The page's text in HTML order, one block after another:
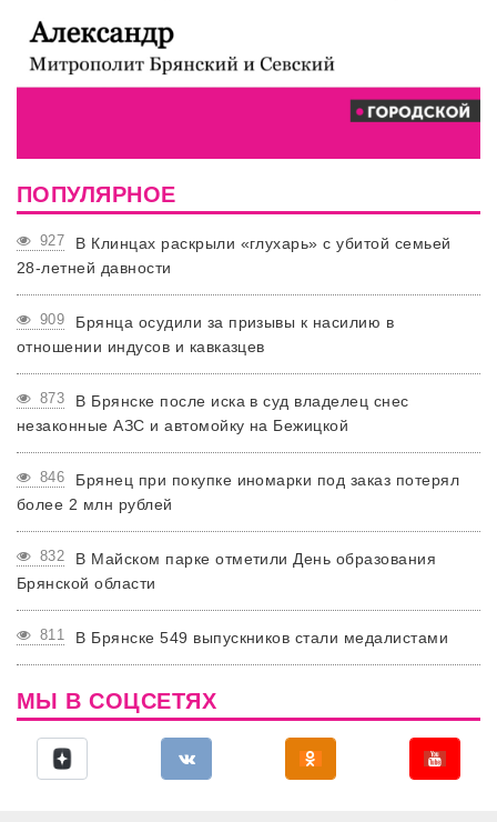
ПОПУЛЯРНОЕ
927
В Клинцах раскрыли «глухарь» с убитой семьей
28-летней давности
909
Брянца осудили за призывы к насилию в
отношении индусов и кавказцев
873
В Брянске после иска в суд владелец снес
незаконные АЗС и автомойку на Бежицкой
846
Брянец при покупке иномарки под заказ потерял
более 2 млн рублей
832
В Майском парке отметили День образования
Брянской области
811 В Брянске 549 выпускников стали медалистами
МЫ В СОЦСЕТЯХ